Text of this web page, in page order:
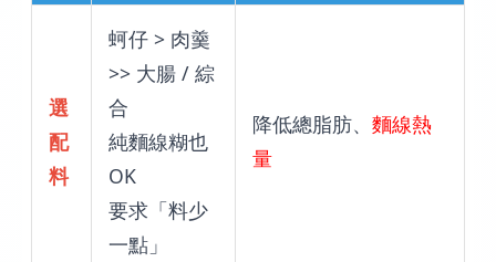
選
配
料
蚵仔 > 肉羹
>> 大腸 / 綜
合
純麵線糊也
OK
要求「料少
一點」
降低總脂肪、 麵線熱
量